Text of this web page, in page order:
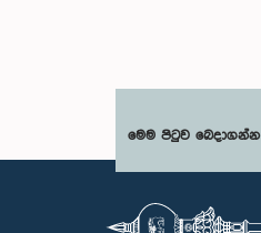
මෙම පිටුව බෙදාගන්න